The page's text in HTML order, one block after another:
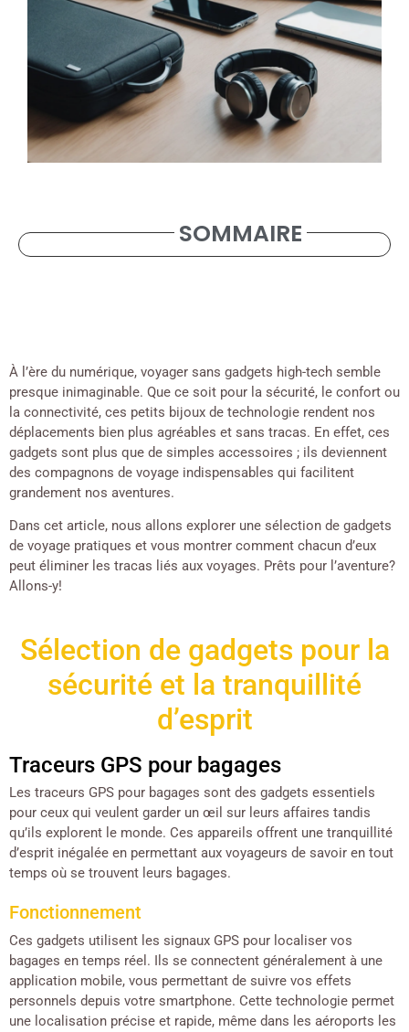
SOMMAIRE
À l’ère du numérique, voyager sans gadgets high-tech semble
presque inimaginable. Que ce soit pour la sécurité, le confort ou
la connectivité, ces petits bijoux de technologie rendent nos
déplacements bien plus agréables et sans tracas. En effet, ces
gadgets sont plus que de simples accessoires ; ils deviennent
des compagnons de voyage indispensables qui facilitent
grandement nos aventures.
Dans cet article, nous allons explorer une sélection de gadgets
de voyage pratiques et vous montrer comment chacun d’eux
peut éliminer les tracas liés aux voyages. Prêts pour l’aventure?
Allons-y!
Sélection de gadgets pour la
sécurité et la tranquillité
d’esprit
Traceurs GPS pour bagages
Les traceurs GPS pour bagages sont des gadgets essentiels
pour ceux qui veulent garder un œil sur leurs affaires tandis
qu’ils explorent le monde. Ces appareils offrent une tranquillité
d’esprit inégalée en permettant aux voyageurs de savoir en tout
temps où se trouvent leurs bagages.
Fonctionnement
Ces gadgets utilisent les signaux GPS pour localiser vos
bagages en temps réel. Ils se connectent généralement à une
application mobile, vous permettant de suivre vos effets
personnels depuis votre smartphone. Cette technologie permet
une localisation précise et rapide, même dans les aéroports les